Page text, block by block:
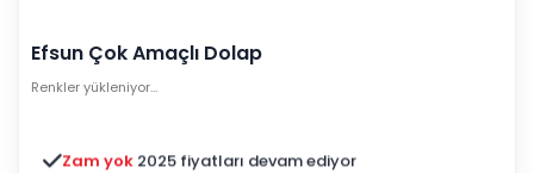
Efsun Çok Amaçlı Dolap
Renkler yükleniyor…
Zam yok 2025 fiyatları devam ediyor